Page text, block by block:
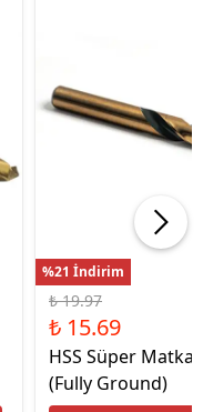
%21 İndirim
₺ 19.97
₺ 15.69
HSS Süper
(Fully Ground)